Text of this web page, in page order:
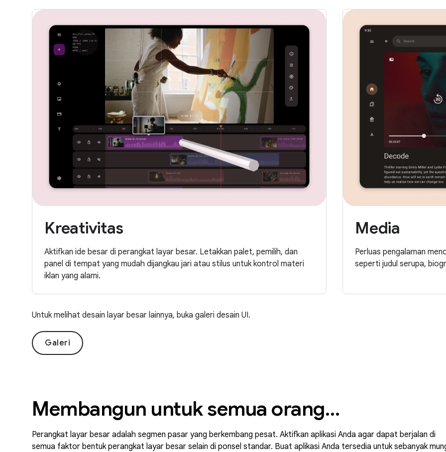
Kreativitas
Aktifkan ide besar di perangkat layar besar. Letakkan palet, pemilih, dan
panel di tempat yang mudah dijangkau jari atau stilus untuk kontrol materi
iklan yang alami.
Media
Perluas pengalaman
seperti judul serupa,
Untuk melihat desain layar besar lainnya, buka galeri desain UI.
Galeri
Membangun untuk semua orang…
Perangkat layar besar adalah segmen pasar yang berkembang pesat. Aktifkan aplikasi Anda agar dapat berjalan di
semua faktor bentuk perangkat layar besar selain di ponsel standar. Buat aplikasi Anda tersedia untuk sebanyak